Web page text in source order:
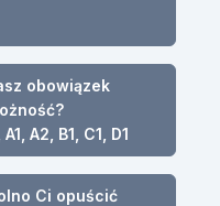
obowiązek
A2, B1, C1, D1
Ci opuścić